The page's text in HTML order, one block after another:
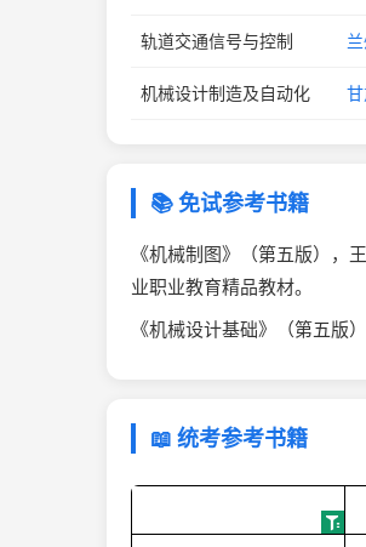
轨道交通信号与控制
机械设计制造及自动化
📚 免试参考书籍
《机械制图》（第五版），
业职业教育精品教材。
《机械设计基础》（第五版
📖 统考参考书籍